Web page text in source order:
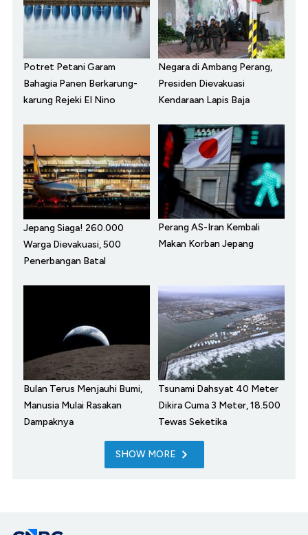
Potret Petani Garam
Bahagia Panen Berkarung-
karung Rejeki El Nino
Negara di Ambang Perang,
Presiden Dievakuasi
Kendaraan Lapis Baja
Jepang Siaga! 260.000
Warga Dievakuasi, 500
Penerbangan Batal
Perang AS-Iran Kembali
Makan Korban Jepang
Bulan Terus Menjauhi Bumi,
Manusia Mulai Rasakan
Dampaknya
Tsunami Dahsyat 40 Meter
Dikira Cuma 3 Meter, 18.500
Tewas Seketika
SHOW MORE